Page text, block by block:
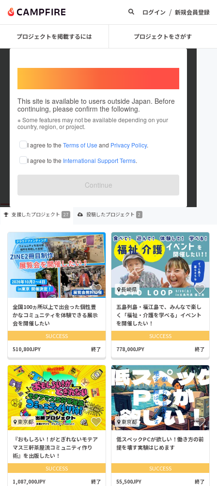
ログイン / 新規会員登録
プロジェクトを掲載するには プロジェクトをさがす
This site is available to users outside Japan. Before
continuing, please confirm the following.
※ Some features may not be available depending on your
country, region, or project.
I agree to the Terms of Use and Privacy Policy.
I agree to the International Support Terms.
Continue
Mizuki Yasuda
これまでに27回支援して2件のプロジェクトを投稿しています
在住国：日本 現在地：東京都
出身国：日本 出身地：北海道
支援したプロジェクト 27 投稿したプロジェクト 2
全国100ヵ所以上で出会った個性豊
かなコミュニティを体験できる展示
会を開催したい
SUCCESS
510,800JPY 終了
長崎県
五島列島・福江島で、みんなで楽し
く「福祉・介護を学べる」イベント
を開催したい！
SUCCESS
778,000JPY 終了
東京都
『おもしろい！がとぎれないモテア
マス三軒茶屋流コミュニティ作り
術』を出版したい！
SUCCESS
1,087,000JPY 終了
東京都
低スペックPCが欲しい！働き方の前
提を壊す実験はじめます
SUCCESS
55,500JPY 終了